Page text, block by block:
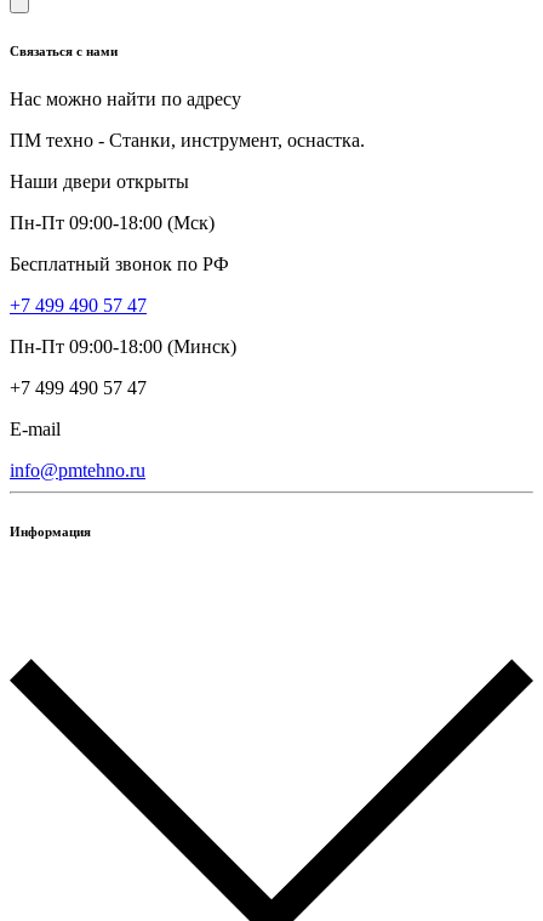
Связаться с нами
Нас можно найти по адресу
ПМ техно - Станки, инструмент, оснастка.
Наши двери открыты
Пн-Пт 09:00-18:00 (Мск)
Бесплатный звонок по РФ
+7 499 490 57 47
Пн-Пт 09:00-18:00 (Минск)
+7 499 490 57 47
E-mail
info@pmtehno.ru
Информация